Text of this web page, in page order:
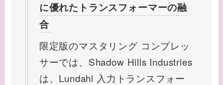
に優れたトランスフォーマーの融
合
限定版のマスタリング コンプレッ
サーでは、Shadow Hills Industries
は、Lundahl 入力トランスフォー